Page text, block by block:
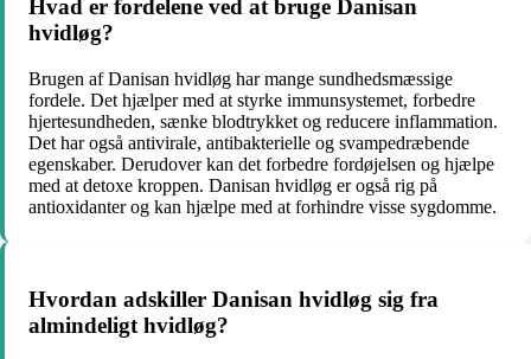
Hvad er fordelene ved at bruge Danisan
hvidløg?
Brugen af Danisan hvidløg har mange sundhedsmæssige
fordele. Det hjælper med at styrke immunsystemet, forbedre
hjertesundheden, sænke blodtrykket og reducere inflammation.
Det har også antivirale, antibakterielle og svampedræbende
egenskaber. Derudover kan det forbedre fordøjelsen og hjælpe
med at detoxe kroppen. Danisan hvidløg er også rig på
antioxidanter og kan hjælpe med at forhindre visse sygdomme.
Hvordan adskiller Danisan hvidløg sig fra
almindeligt hvidløg?